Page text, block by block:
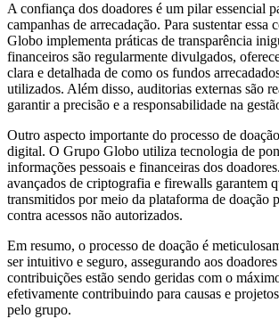
A confiança dos doadores é um pilar essencial
campanhas de arrecadação. Para sustentar essa
Globo implementa práticas de transparência
financeiros são regularmente divulgados,
clara e detalhada de como os fundos
utilizados. Além disso, auditorias externas são
garantir a precisão e a responsabilidade na
Outro aspecto importante do processo de
digital. O Grupo Globo utiliza tecnologia de
informações pessoais e financeiras dos
avançados de criptografia e firewalls garantem
transmitidos por meio da plataforma de doação
contra acessos não autorizados.
Em resumo, o processo de doação é
ser intuitivo e seguro, assegurando aos
contribuições estão sendo geridas com o
efetivamente contribuindo para causas e
pelo grupo.